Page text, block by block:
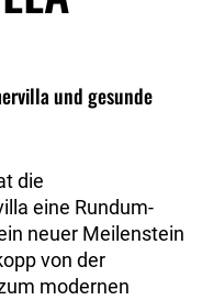
und gesunde
die
eine Rundum-
neuer Meilenstein
von der
modernen